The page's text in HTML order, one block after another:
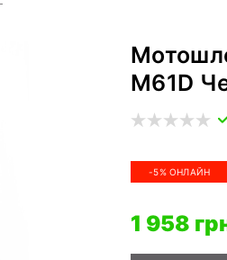
M61D
-5% ОНЛАЙН
1 958